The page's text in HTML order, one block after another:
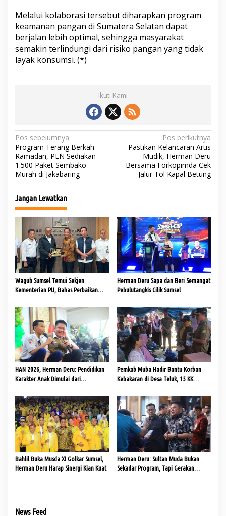
Melalui kolaborasi tersebut diharapkan program
keamanan pangan di Sumatera Selatan dapat
berjalan lebih optimal, sehingga masyarakat
semakin terlindungi dari risiko pangan yang tidak
layak konsumsi. (*)
Ikuti Kami
N
a
v
g
a
i
p
o
s
Pos sebelumnya
Program Terang Berkah
Ramadan, PLN Sediakan
1.500 Paket Sembako
Murah di Jakabaring
Pos berikutnya
Pastikan Kelancaran Arus
Mudik, Herman Deru
Bersama Forkopimda Cek
Jalur Tol Kapal Betung
Jangan Lewatkan
Wagub Sumsel Temui Sekjen
Kementerian PU, Bahas Perbaikan
Herman Deru Sapa dan Beri Semangat
Pebulutangkis Cilik Sumsel
HAN 2026, Herman Deru: Pendidikan
Karakter Anak Dimulai dari
Pemkab Muba Hadir Bantu Korban
Kebakaran di Desa Teluk, 15 KK
Bahlil Buka Musda XI Golkar Sumsel,
Herman Deru Harap Sinergi Kian Kuat
Herman Deru: Sultan Muda Bukan
Sekadar Program, Tapi Gerakan
News Feed